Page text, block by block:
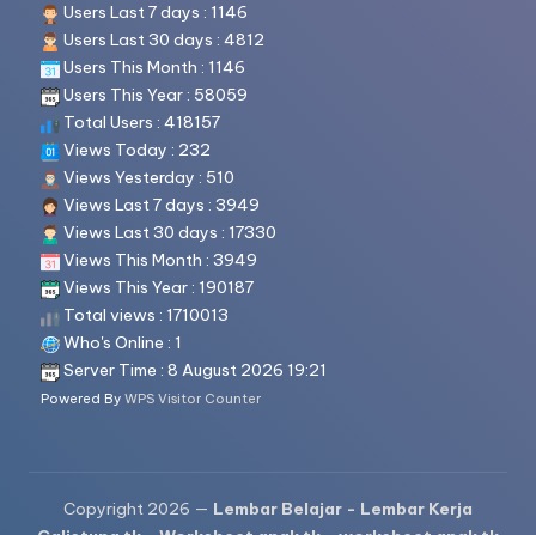
Users Last 7 days : 1146
Users Last 30 days : 4812
Users This Month : 1146
Users This Year : 58059
Total Users : 418157
Views Today : 232
Views Yesterday : 510
Views Last 7 days : 3949
Views Last 30 days : 17330
Views This Month : 3949
Views This Year : 190187
Total views : 1710013
Who's Online : 1
Server Time : 8 August 2026 19:21
Powered By WPS Visitor Counter
Copyright 2026 — Lembar Belajar - Lembar Kerja